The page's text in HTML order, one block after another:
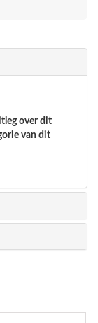
over dit
van dit